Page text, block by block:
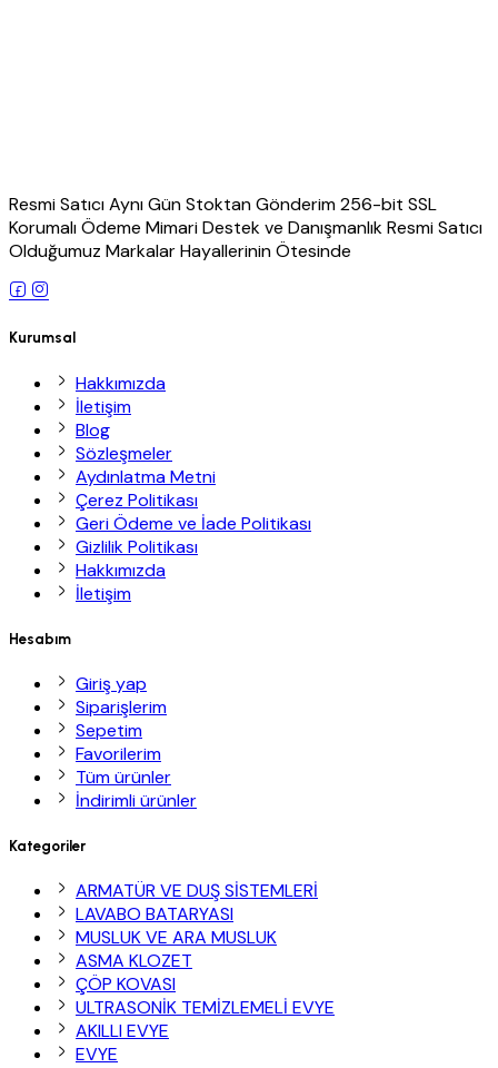
Resmi Satıcı Aynı Gün Stoktan Gönderim 256-bit SSL
Korumalı Ödeme Mimari Destek ve Danışmanlık Resmi Satıcı
Olduğumuz Markalar Hayallerinin Ötesinde
Kurumsal
Hakkımızda
İletişim
Blog
Sözleşmeler
Aydınlatma Metni
Çerez Politikası
Geri Ödeme ve İade Politikası
Gizlilik Politikası
Hakkımızda
İletişim
Hesabım
Giriş yap
Siparişlerim
Sepetim
Favorilerim
Tüm ürünler
İndirimli ürünler
Kategoriler
ARMATÜR VE DUŞ SİSTEMLERİ
LAVABO BATARYASI
MUSLUK VE ARA MUSLUK
ASMA KLOZET
ÇÖP KOVASI
ULTRASONİK TEMİZLEMELİ EVYE
AKILLI EVYE
EVYE